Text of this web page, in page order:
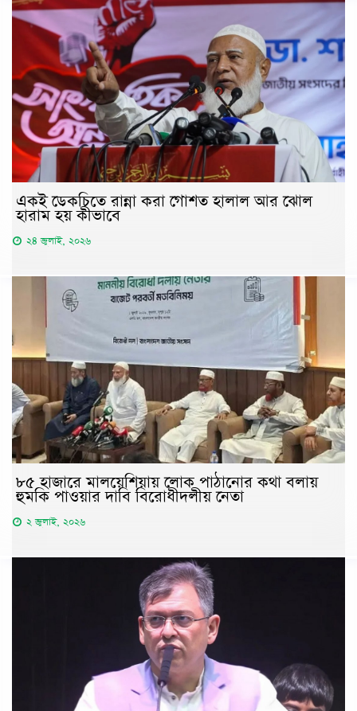
একই ডেকচিতে রান্না করা গোশত হালাল আর ঝোল
হারাম হয় কীভাবে
২৪ জুলাই, ২০২৬
৮৫ হাজারে মালয়েশিয়ায় লোক পাঠানোর কথা বলায়
হুমকি পাওয়ার দাবি বিরোধীদলীয় নেতা
২ জুলাই, ২০২৬